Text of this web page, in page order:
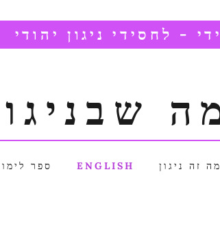
- לחסידי ניגון יהודי
ספר ENGLISH